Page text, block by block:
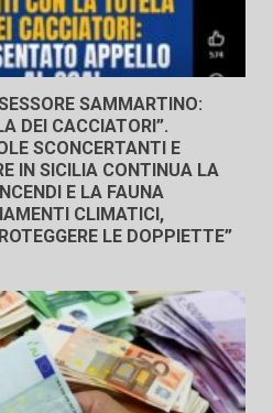
SAMMARTINO:
DEI CACCIATORI”.
SCONCERTANTI E
IN SICILIA CONTINUA LA
E LA FAUNA
CLIMATICI,
LE DOPPIETTE”